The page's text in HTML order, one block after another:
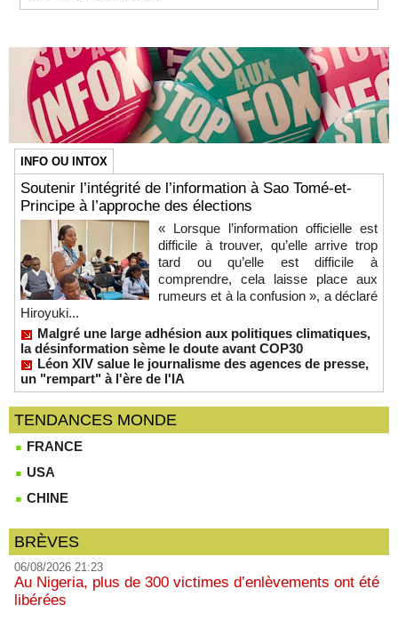
INFO OU INTOX
Soutenir l’intégrité de l’information à Sao Tomé-et-
Principe à l’approche des élections
« Lorsque l’information officielle est
difficile à trouver, qu’elle arrive trop
tard ou qu’elle est difficile à
comprendre, cela laisse place aux
rumeurs et à la confusion », a déclaré
Hiroyuki...
Malgré une large adhésion aux politiques climatiques,
la désinformation sème le doute avant COP30
Léon XIV salue le journalisme des agences de presse,
un "rempart" à l'ère de l'IA
TENDANCES MONDE
FRANCE
USA
CHINE
BRÈVES
06/08/2026 21:23
Au Nigeria, plus de 300 victimes d’enlèvements ont été
libérées